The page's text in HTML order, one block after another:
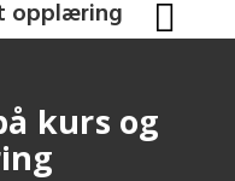
kurs og